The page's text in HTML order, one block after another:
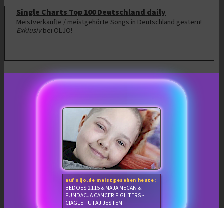
Single Charts Top 100 Deutschland daily
Meistverkaufte / meistgehörte Songs in Deutschland gestern!
Exklusivbei OLJO!
auf oljo.de meistgesehen heute:
BEDOES 2115 & MAJA MECAN &
FUNDACJA CANCER FIGHTERS -
CIAGLE TUTAJ JESTEM